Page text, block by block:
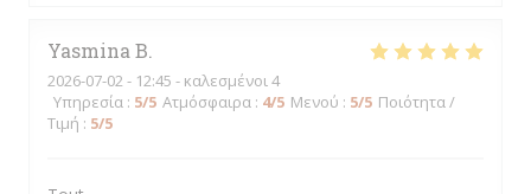
Yasmina B
2026-07-02 - 12:45 - καλεσμένοι 4
Υπηρεσία : 5/5 Ατμόσφαιρα : 4/5 Μενού : 5/5 Ποιότητα /
Τιμή : 5/5